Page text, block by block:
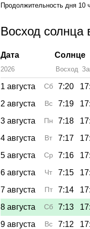
Продолжительность дня 10
Восход солнца
Дата Солнце
2026 Восход
1 августа Сб 7:20
2 августа
Вс 7:19
3 августа
Пн 7:18
4 августа
Вт 7:17
5 августа
Ср 7:16
6 августа
Чт 7:15
7 августа
Пт 7:14
8 августа
Сб 7:13
9 августа
Вс 7:12